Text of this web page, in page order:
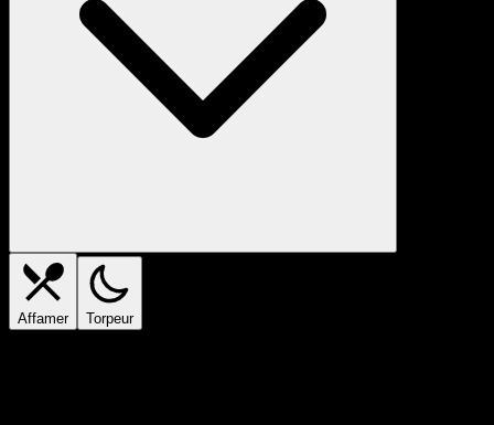
Affamer Torpeur